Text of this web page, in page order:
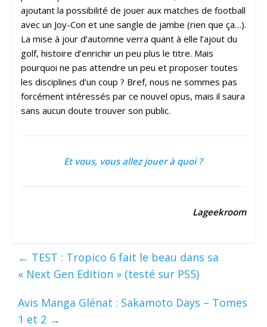
ajoutant la possibilité de jouer aux matches de football
avec un Joy-Con et une sangle de jambe (rien que ça…).
La mise à jour d’automne verra quant à elle l’ajout du
golf, histoire d’enrichir un peu plus le titre. Mais
pourquoi ne pas attendre un peu et proposer toutes
les disciplines d’un coup ? Bref, nous ne sommes pas
forcément intéressés par ce nouvel opus, mais il saura
sans aucun doute trouver son public.
Et vous, vous allez jouer à quoi ?
Lageekroom
← TEST : Tropico 6 fait le beau dans sa
« Next Gen Edition » (testé sur PS5)
Avis Manga Glénat : Sakamoto Days – Tomes
1 et 2 →